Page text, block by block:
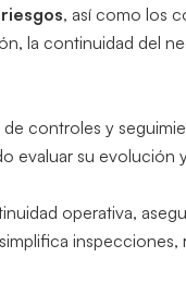
, así como los
la continuidad del
controles y
su evolución
operativa,
simplifica